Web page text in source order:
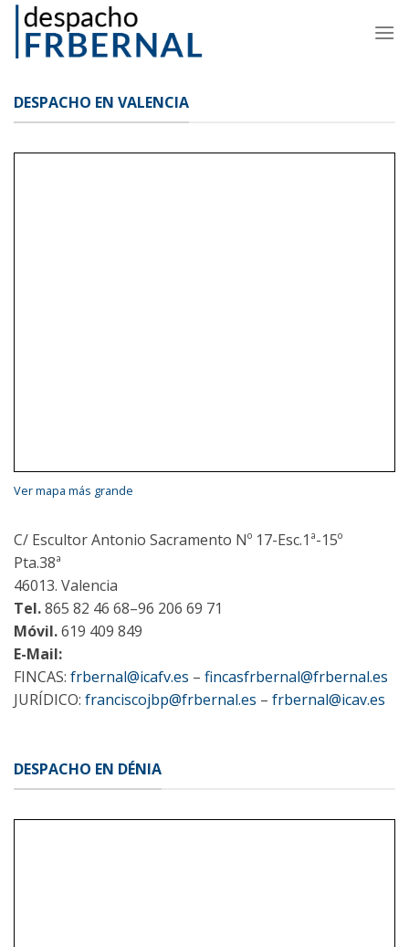
Skip
content
DESPACHO EN VALENCIA
Ver mapa más grande
C/ Escultor Antonio Sacramento Nº 17-Esc.1ª-15º
Pta.38ª
46013. Valencia
Tel.865 82 46 68–96 206 69 71
Móvil.619 409 849
E-Mail:
FINCAS: frbernal@icafv.es – fincasfrbernal@frbernal.es
JURÍDICO: franciscojbp@frbernal.es – frbernal@icav.es
DESPACHO EN DÉNIA